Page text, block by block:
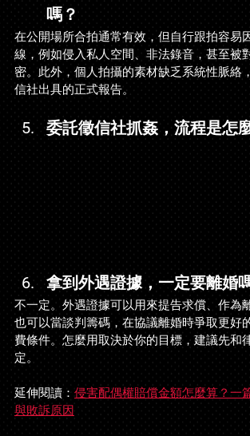
嗎？
在公開場所合拍通常有效，但自行跟拍容易
線，例如侵入私人空間、非法錄音，甚至被
密。此外，個人拍攝的素材缺乏系統性脈絡
信社出具的正式報告。
委託徵信社抓姦，流程是怎
拿到外遇證據，一定要離婚
不一定。外遇證據可以用來提告求償、作為
也可以當談判籌碼，在協議離婚時爭取更好
費條件。怎麼用取決於你的目標，建議先和
定。
延伸閱讀： 侵害配偶權賠償金額怎麼算？一
與敗訴原因